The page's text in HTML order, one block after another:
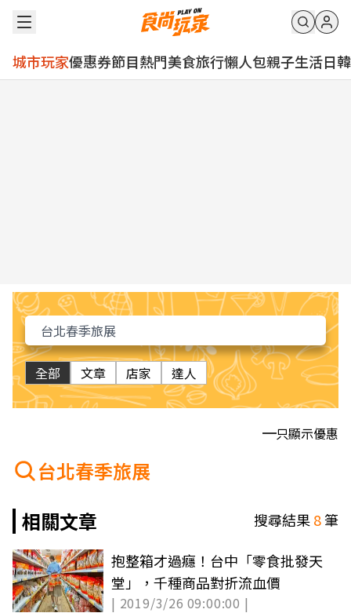
城市玩家優惠券節目熱門美食旅行懶人包親子生活日韓
全部 文章 店家 達人
只顯示優惠
台北春季旅展
相關文章
搜尋結果8筆
抱整箱才過癮！台中「零食批發天
堂」，千種商品對折流血價
| 2019/3/26 09:00:00 |